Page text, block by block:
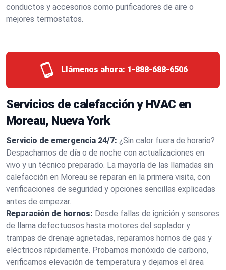
conductos y accesorios como purificadores de aire o
mejores termostatos.
Llámenos ahora: 1-888-688-6506
Servicios de calefacción y HVAC en
Moreau, Nueva York
Servicio de emergencia 24/7: ¿Sin calor fuera de horario?
Despachamos de día o de noche con actualizaciones en
vivo y un técnico preparado. La mayoría de las llamadas sin
calefacción en Moreau se reparan en la primera visita, con
verificaciones de seguridad y opciones sencillas explicadas
antes de empezar.
Reparación de hornos: Desde fallas de ignición y sensores
de llama defectuosos hasta motores del soplador y
trampas de drenaje agrietadas, reparamos hornos de gas y
eléctricos rápidamente. Probamos monóxido de carbono,
verificamos elevación de temperatura y dejamos el área